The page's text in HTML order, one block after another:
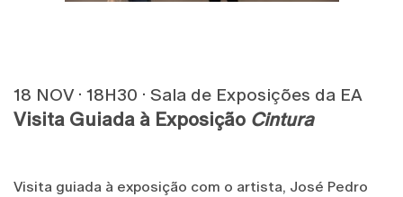
18 NOV · 18H30 · Sala de Exposições da EA
Visita Guiada à Exposição Cintura
Visita guiada à exposição com o artista, José Pedro